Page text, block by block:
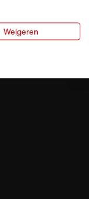
Weigeren